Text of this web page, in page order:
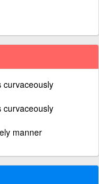
curvaceously
curvaceously
manner